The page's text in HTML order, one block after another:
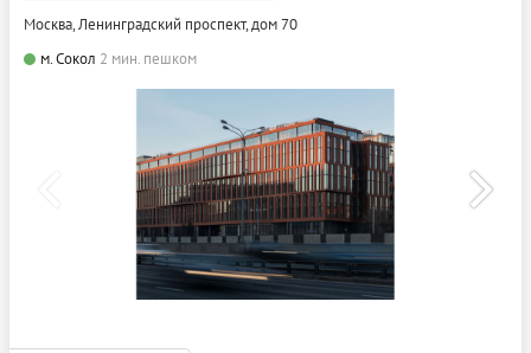
Москва, Ленинградский проспект, дом 70
м. Сокол 2 мин. пешком